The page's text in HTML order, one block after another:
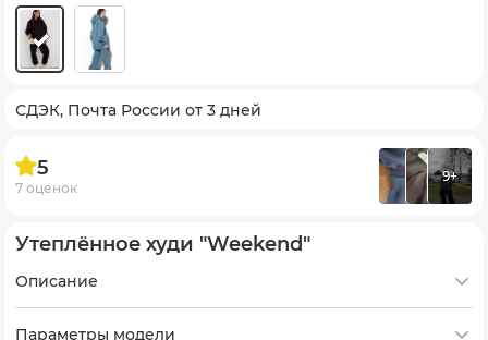
СДЭК, Почта России от 3 дней
5
7 оценок
9+
Утеплённое худи "Weekend"
Описание
Параметры модели